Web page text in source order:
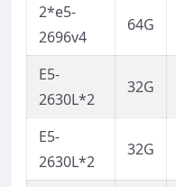
2*e5-
2696v4
64G
E5-
2630L*2
32G
E5-
2630L*2
32G